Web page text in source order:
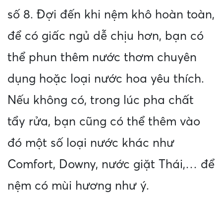
số 8. Đợi đến khi nệm khô hoàn toàn,
để có giấc ngủ dễ chịu hơn, bạn có
thể phun thêm nước thơm chuyên
dụng hoặc loại nước hoa yêu thích.
Nếu không có, trong lúc pha chất
tẩy rửa, bạn cũng có thể thêm vào
đó một số loại nước khác như
Comfort, Downy, nước giặt Thái,… để
nệm có mùi hương như ý.